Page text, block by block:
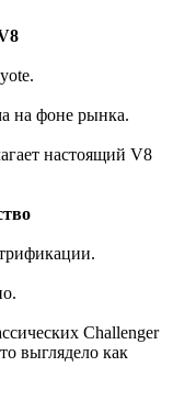
на фоне рынка.
настоящий V8
Challenger
выглядело как